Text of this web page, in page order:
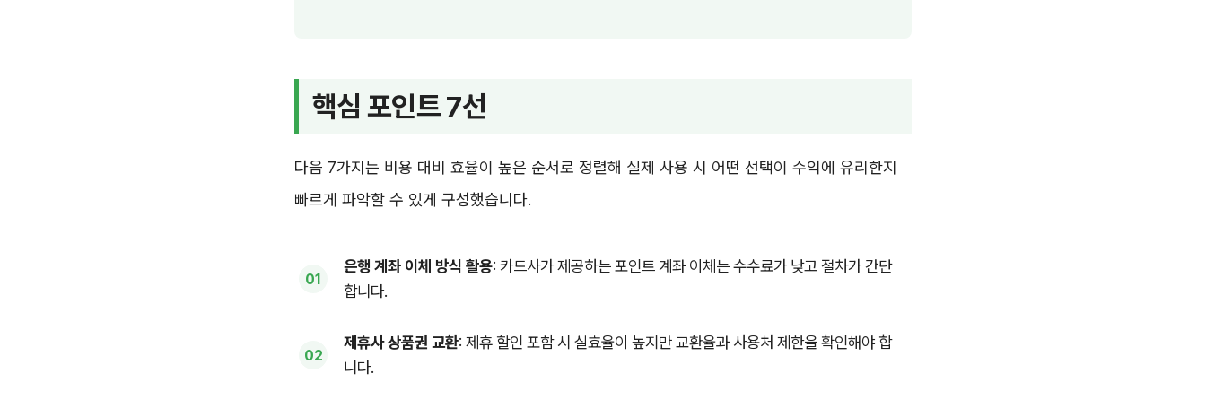
핵심 포인트 7선
다음 7가지는 비용 대비 효율이 높은 순서로 정렬해 실제 사용 시 어떤 선택이 수익에 유리한지
빠르게 파악할 수 있게 구성했습니다.
은행 계좌 이체 방식 활용: 카드사가 제공하는 포인트 계좌 이체는 수수료가 낮고 절차가 간단
합니다.
제휴사 상품권 교환: 제휴 할인 포함 시 실효율이 높지만 교환율과 사용처 제한을 확인해야 합
니다.